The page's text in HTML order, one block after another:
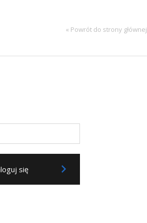
« Powrót do strony głównej
się